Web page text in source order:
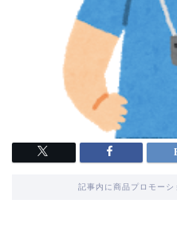
記事内に商品プロモー